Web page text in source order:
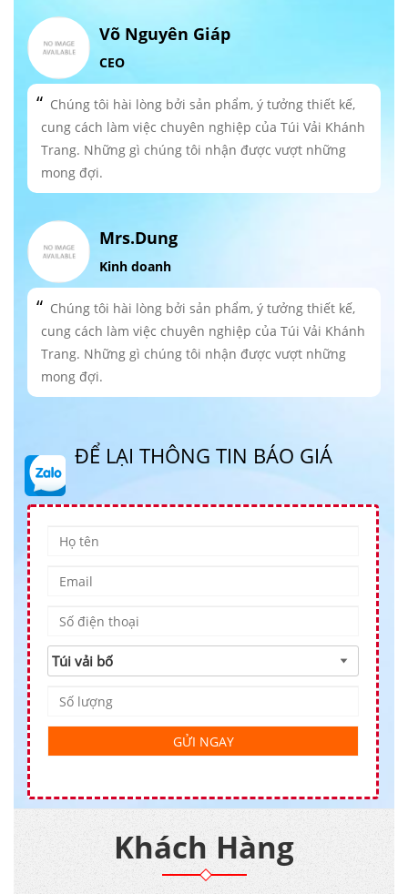
Võ Nguyên Giáp
CEO
Chúng tôi hài lòng bởi sản phẩm, ý tưởng thiết kế,
cung cách làm việc chuyên nghiệp của Túi Vải Khánh
Trang. Những gì chúng tôi nhận được vượt những
mong đợi.
Mrs.Dung
Kinh doanh
Chúng tôi hài lòng bởi sản phẩm, ý tưởng thiết kế,
cung cách làm việc chuyên nghiệp của Túi Vải Khánh
Trang. Những gì chúng tôi nhận được vượt những
mong đợi.
ĐỂ LẠI THÔNG TIN BÁO GIÁ
Khách Hàng